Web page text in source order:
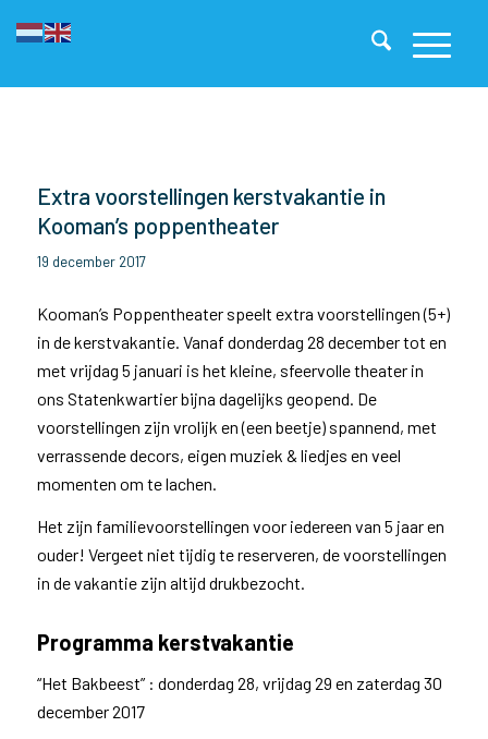
Extra voorstellingen kerstvakantie in
Kooman’s poppentheater
19 december 2017
Kooman’s Poppentheater speelt extra voorstellingen (5+)
in de kerstvakantie. Vanaf donderdag 28 december tot en
met vrijdag 5 januari is het kleine, sfeervolle theater in
ons Statenkwartier bijna dagelijks geopend. De
voorstellingen zijn vrolijk en (een beetje) spannend, met
verrassende decors, eigen muziek & liedjes en veel
momenten om te lachen.
Het zijn familievoorstellingen voor iedereen van 5 jaar en
ouder! Vergeet niet tijdig te reserveren, de voorstellingen
in de vakantie zijn altijd drukbezocht.
Programma kerstvakantie
“Het Bakbeest” : donderdag 28, vrijdag 29 en zaterdag 30
december 2017